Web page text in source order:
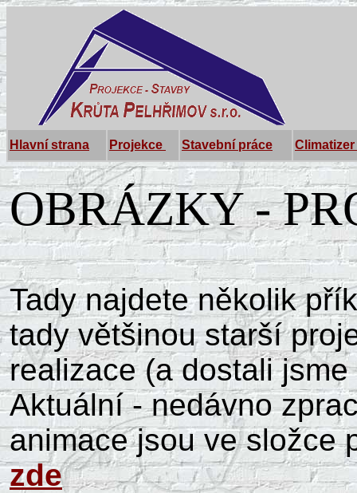
Hlavní strana Projekce Stavební práce
OBRÁZKY -
Tady najdete několik
tady většinou starší
realizace (a dostali
Aktuální - nedávno
animace jsou ve složce
zde